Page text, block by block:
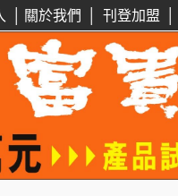
關於我們 刊登加盟
6
7
周
加盟預
徐